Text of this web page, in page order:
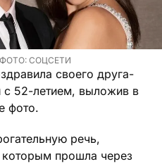
СОЦСЕТИ
своего друга-
52-летием, выложив в
фото.
речь,
прошла через